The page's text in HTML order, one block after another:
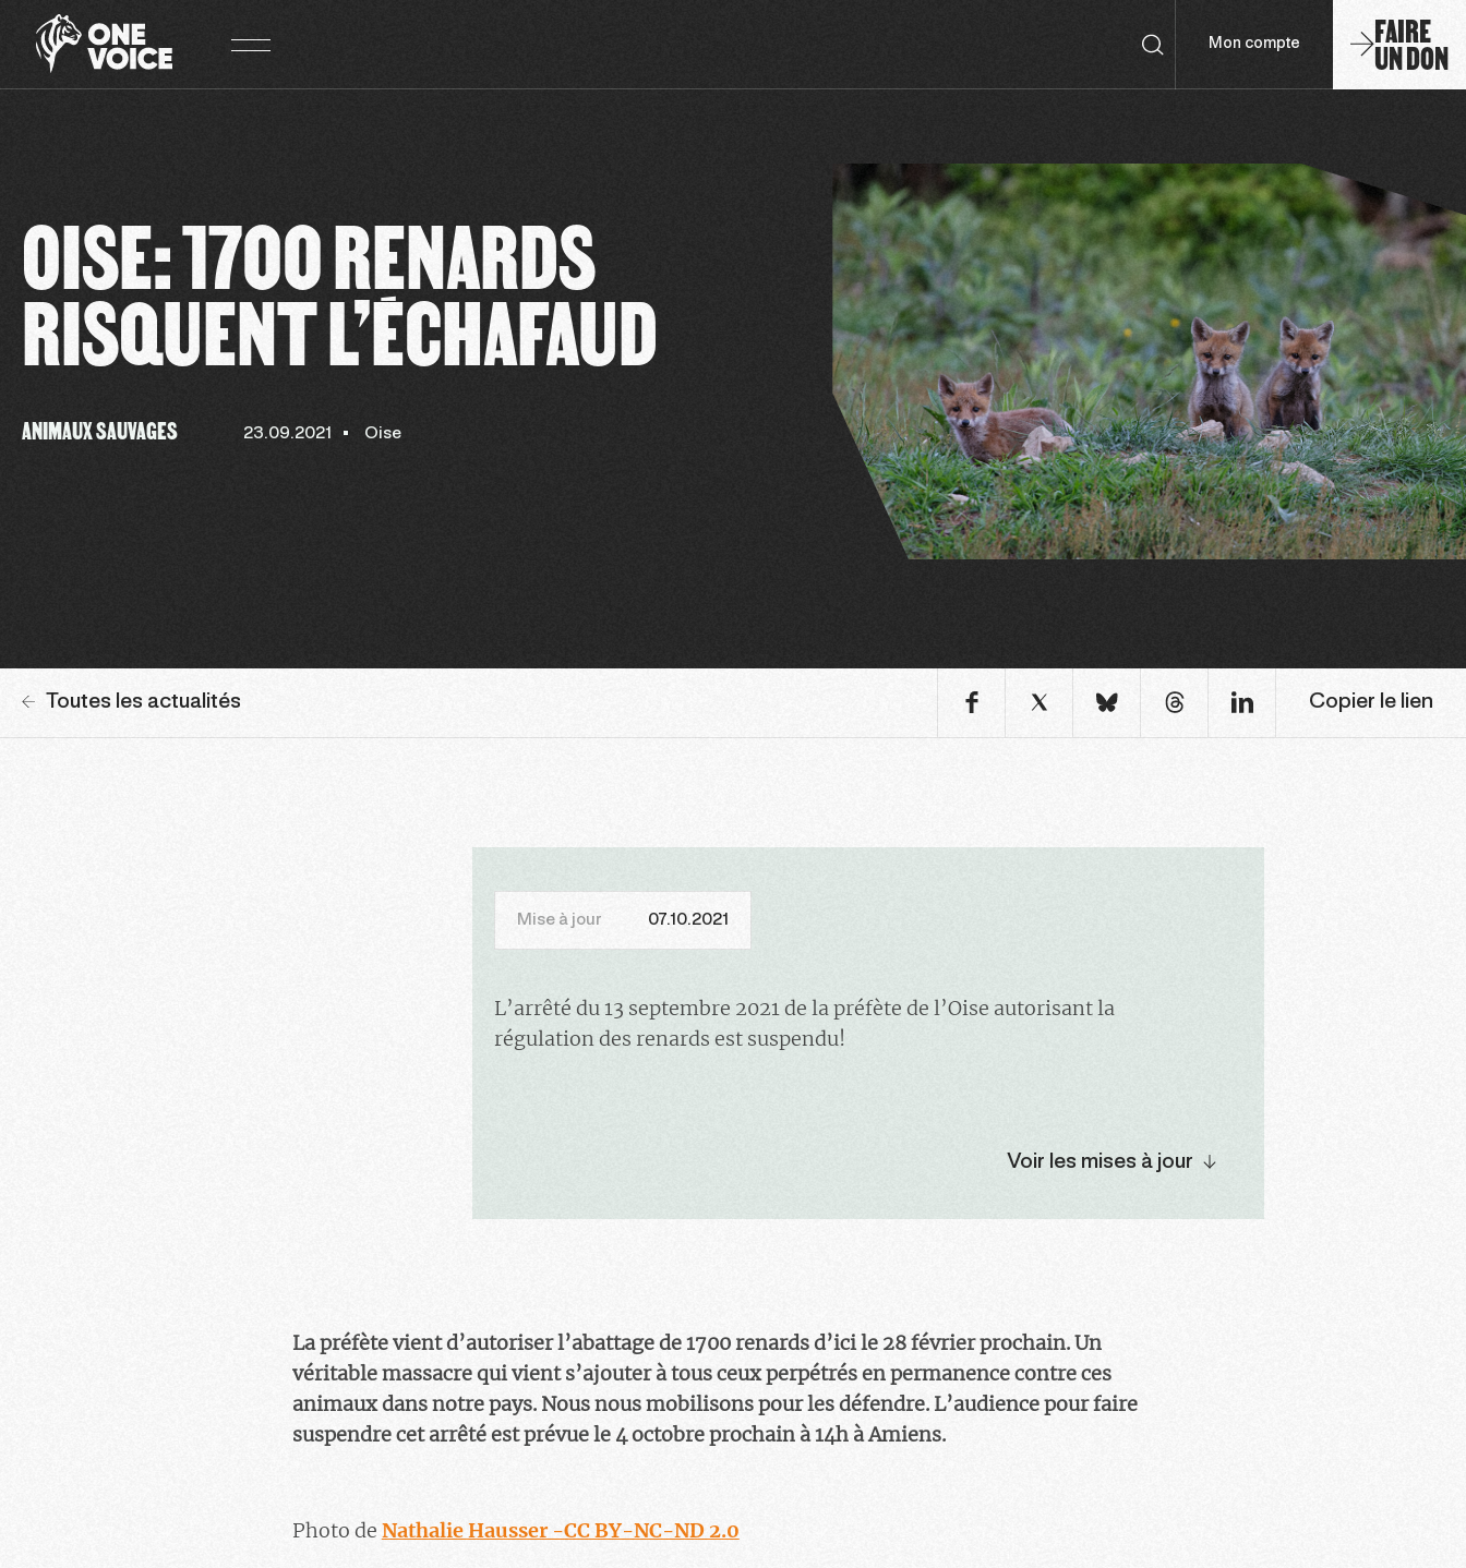
Mon compte FAIRE
UN DON
OISE: 1700 RENARDS
RISQUENT L’ÉCHAFAUD
ANIMAUX SAUVAGES 23.09.2021 Oise
Toutes les actualités Copier le lien
Mise à jour 07.10.2021
L’arrêté du 13 septembre 2021 de la préfète de l’Oise autorisant la
régulation des renards est suspendu!
Voir les mises à jour
La préfète vient d’autoriser l’abattage de 1700 renards d’ici le 28 février prochain. Un
véritable massacre qui vient s’ajouter à tous ceux perpétrés en permanence contre ces
animaux dans notre pays. Nous nous mobilisons pour les défendre. L’audience pour faire
suspendre cet arrêté est prévue le 4 octobre prochain à 14h à Amiens.
Photo de Nathalie Hausser -CC BY-NC-ND 2.0